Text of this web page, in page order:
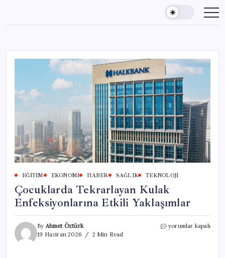
content
EĞITIM EKONOMI HABER SAĞLIK TEKNOLOJI
Çocuklarda Tekrarlayan Kulak
Enfeksiyonlarına Etkili Yaklaşımlar
By Ahmet Öztürk
19 Haziran 2026
2 Min Read
Çocuklarda
yorumlar kapalı